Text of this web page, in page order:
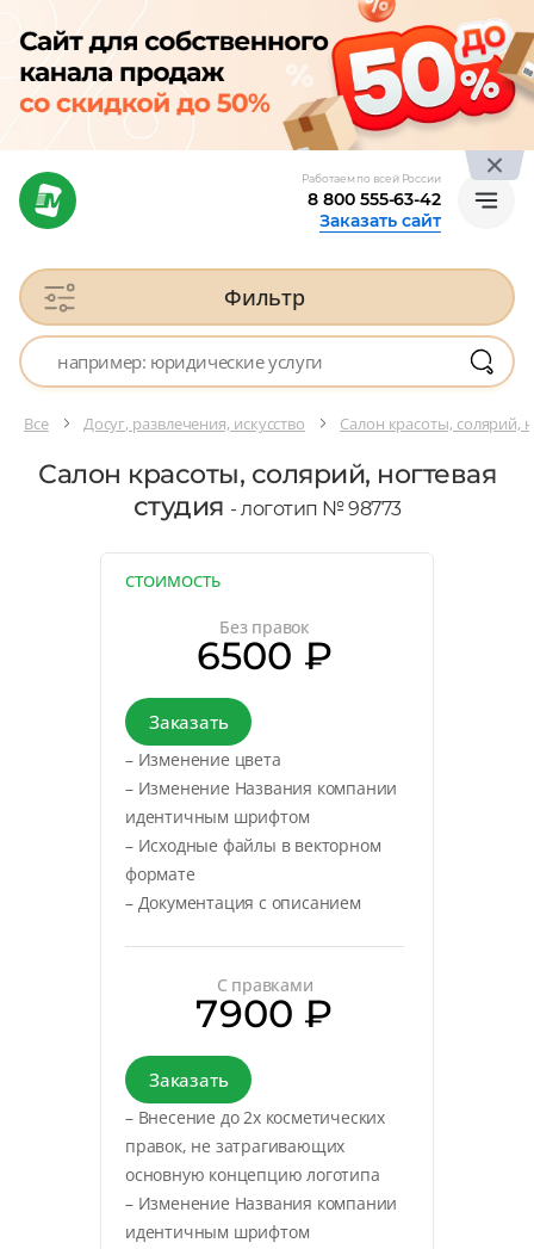
Работаем по всей России
8 800 555-63-42
Заказать сайт
Фильтр
Все Досуг, развлечения, искусство Салон красоты, солярий,
Салон красоты, солярий, ногтевая
студия - логотип № 98773
СТОИМОСТЬ
Без правок
6500 ₽
Заказать
– Изменение цвета
– Изменение Названия компании
идентичным шрифтом
– Исходные файлы в векторном
формате
– Документация с описанием
С правками
7900 ₽
Заказать
– Внесение до 2х косметических
правок, не затрагивающих
основную концепцию логотипа
– Изменение Названия компании
идентичным шрифтом